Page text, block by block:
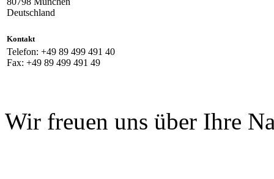
Deutschland
Kontakt
Telefon: +49 89 499 491 40
Fax: +49 89 499 491 49
Wir freuen uns über Ihre